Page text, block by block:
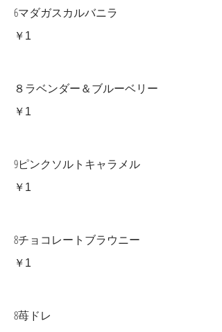
6マダガスカルバニラ
￥1
８ラベンダー＆ブルーベリー
￥1
9ピンクソルトキャラメル
￥1
8チョコレートブラウニー
￥1
8苺ドレ